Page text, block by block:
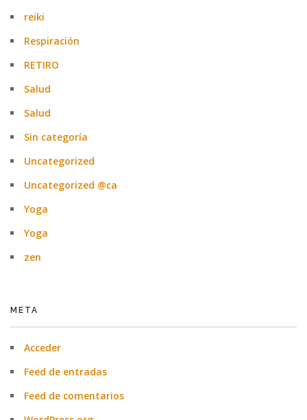
reiki
Respiración
RETIRO
Salud
Salud
Sin categoría
Uncategorized
Uncategorized @ca
Yoga
Yoga
zen
META
Acceder
Feed de entradas
Feed de comentarios